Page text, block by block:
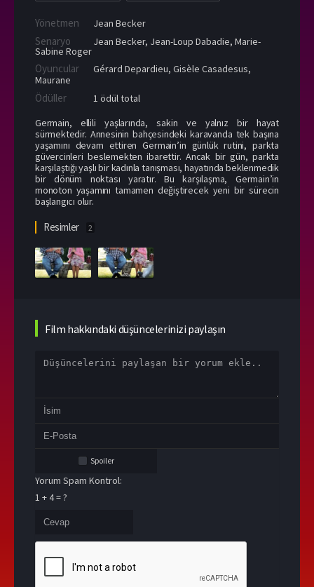
Yönetmen Jean Becker
Senaryo Jean Becker, Jean-Loup Dabadie, Marie-
Sabine Roger
Oyuncular Gérard Depardieu, Gisèle Casadesus,
Maurane
Ödüller
1 ödül total
Germain, ellili yaşlarında, sakin ve yalnız bir hayat
sürmektedir. Annesinin bahçesindeki karavanda tek başına
yaşamını devam ettiren Germain’in günlük rutini, parkta
güvercinleri beslemekten ibarettir. Ancak bir gün, parkta
karşılaştığı yaşlı bir kadınla tanışması, hayatında beklenmedik
bir dönüm noktası yaratır. Bu karşılaşma, Germain’in
monoton yaşamını tamamen değiştirecek yeni bir sürecin
başlangıcı olur.
Resimler 2
Film hakkındaki düşüncelerinizi paylaşın
Spoiler
Yorum Spam Kontrol:
1 + 4 = ?